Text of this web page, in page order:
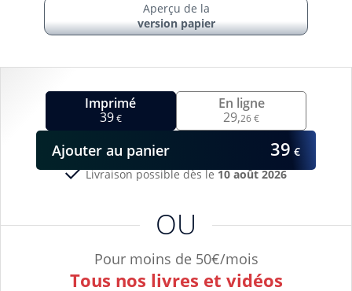
Imprimé
39€
OU
Pour moins de 50€/mois
Tous nos livres et vidéos
Livraison possible dès le10 août 2026
En ligne
29,26 €
Ajouter au panier 39 €
Aperçu de la
version papier